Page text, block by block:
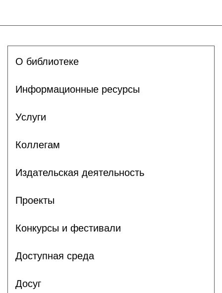
О библиотеке
Информационные ресурсы
Услуги
Коллегам
Издательская деятельность
Проекты
Конкурсы и фестивали
Доступная среда
Досуг